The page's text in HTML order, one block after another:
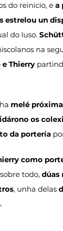
do reinicio, e a
estrelou un
do luso.
na
Thierry
melé
os
da portería
como
todo, dúas
, unha delas